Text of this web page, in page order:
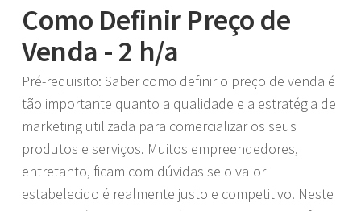
Como Definir Preço de
Venda - 2 h/a
Pré-requisito: Saber como definir o preço de venda é
tão importante quanto a qualidade e a estratégia de
marketing utilizada para comercializar os seus
produtos e serviços. Muitos empreendedores,
entretanto, ficam com dúvidas se o valor
estabelecido é realmente justo e competitivo. Neste